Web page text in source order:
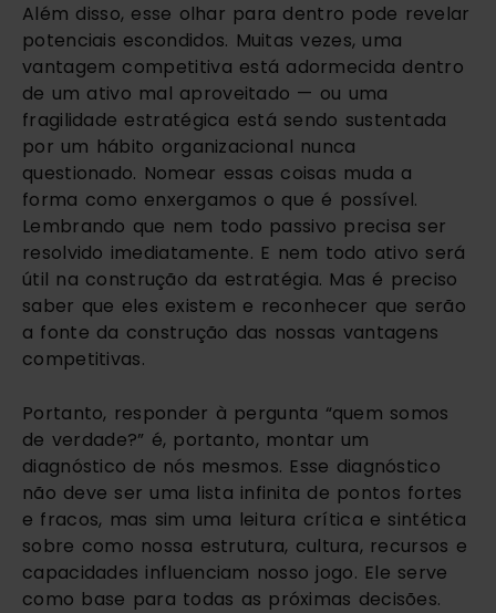
Além disso, esse olhar para dentro pode revelar
potenciais escondidos. Muitas vezes, uma
vantagem competitiva está adormecida dentro
de um ativo mal aproveitado — ou uma
fragilidade estratégica está sendo sustentada
por um hábito organizacional nunca
questionado. Nomear essas coisas muda a
forma como enxergamos o que é possível.
Lembrando que nem todo passivo precisa ser
resolvido imediatamente. E nem todo ativo será
útil na construção da estratégia. Mas é preciso
saber que eles existem e reconhecer que serão
a fonte da construção das nossas vantagens
competitivas.
Portanto, responder à pergunta “quem somos
de verdade?” é, portanto, montar um
diagnóstico de nós mesmos. Esse diagnóstico
não deve ser uma lista infinita de pontos fortes
e fracos, mas sim uma leitura crítica e sintética
sobre como nossa estrutura, cultura, recursos e
capacidades influenciam nosso jogo. Ele serve
como base para todas as próximas decisões.